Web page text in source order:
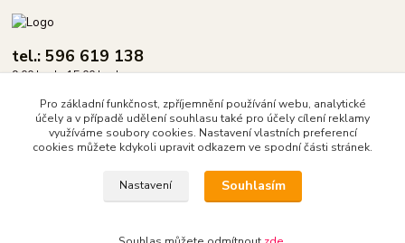
tel.: 596 619 138
9.00 hod - 15.00 hod.
info@dasix.cz
DASIX spol. s r.o.
Pro základní funkčnost, zpříjemnění používání webu, analytické
účely a v případě udělení souhlasu také pro účely cílení reklamy
využíváme soubory cookies. Nastavení vlastních preferencí
cookies můžete kdykoli upravit odkazem ve spodní části stránek.
Nastavení Souhlasím